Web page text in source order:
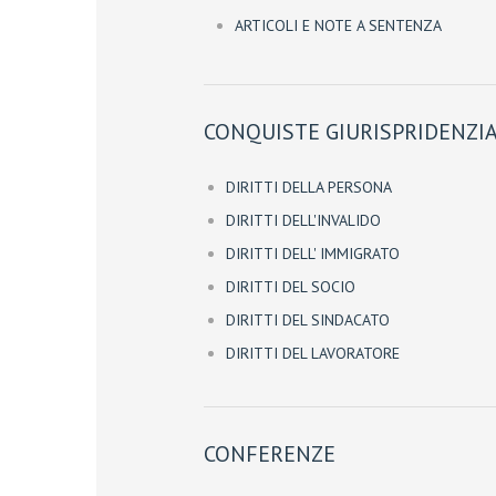
ARTICOLI E NOTE A SENTENZA
CONQUISTE
DIRITTI DELLA PERSONA
DIRITTI DELL'INVALIDO
DIRITTI DELL' IMMIGRATO
DIRITTI DEL SOCIO
DIRITTI DEL SINDACATO
DIRITTI DEL LAVORATORE
CONFERENZE